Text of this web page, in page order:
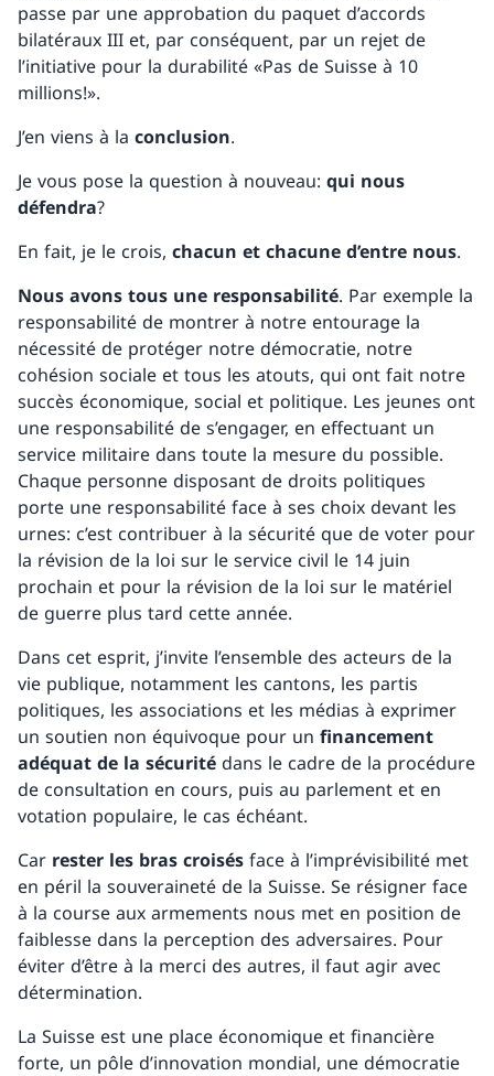
passe par une approbation du paquet d’accords
bilatéraux III et, par conséquent, par un rejet de
l’initiative pour la durabilité «Pas de Suisse à 10
millions!».
J’en viens à la conclusion.
Je vous pose la question à nouveau: qui nous
défendra?
En fait, je le crois, chacun et chacune d’entre nous.
Nous avons tous une responsabilité. Par exemple la
responsabilité de montrer à notre entourage la
nécessité de protéger notre démocratie, notre
cohésion sociale et tous les atouts, qui ont fait notre
succès économique, social et politique. Les jeunes ont
une responsabilité de s’engager, en effectuant un
service militaire dans toute la mesure du possible.
Chaque personne disposant de droits politiques
porte une responsabilité face à ses choix devant les
urnes: c’est contribuer à la sécurité que de voter pour
la révision de la loi sur le service civil le 14 juin
prochain et pour la révision de la loi sur le matériel
de guerre plus tard cette année.
Dans cet esprit, j’invite l’ensemble des acteurs de la
vie publique, notamment les cantons, les partis
politiques, les associations et les médias à exprimer
un soutien non équivoque pour un financement
adéquat de la sécurité dans le cadre de la procédure
de consultation en cours, puis au parlement et en
votation populaire, le cas échéant.
Car rester les bras croisés face à l’imprévisibilité met
en péril la souveraineté de la Suisse. Se résigner face
à la course aux armements nous met en position de
faiblesse dans la perception des adversaires. Pour
éviter d’être à la merci des autres, il faut agir avec
détermination.
La Suisse est une place économique et financière
forte, un pôle d’innovation mondial, une démocratie